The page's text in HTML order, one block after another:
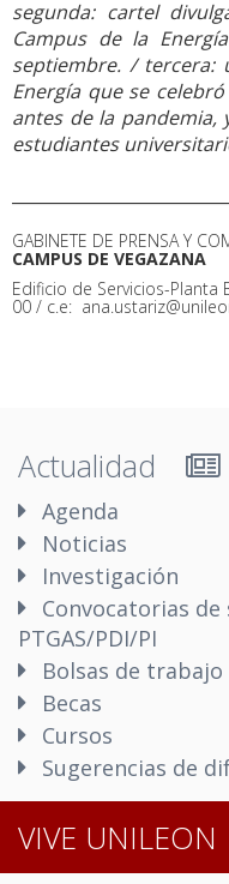
segunda: cartel
Campus de la
septiembre. / tercera:
Energía que se
antes de la pandemia,
estudiantes
GABINETE DE PRENSA Y
CAMPUS DE VEGAZANA
Edificio de Servicios-Planta
00 / c.e:
Actualidad
Agenda
Noticias
Investigación
Convocatorias
PTGAS/PDI/PI
Bolsas de trabajo
Becas
Cursos
Sugerencias de
VIVE UNILEON